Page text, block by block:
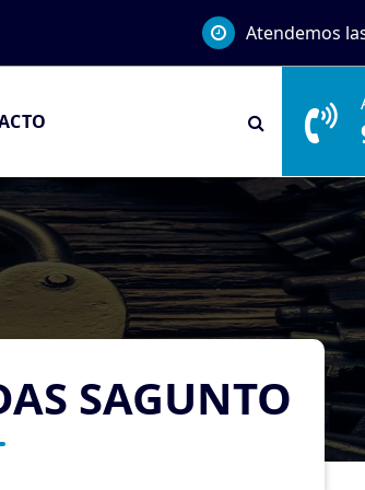
Atendemos
SAGUNTO